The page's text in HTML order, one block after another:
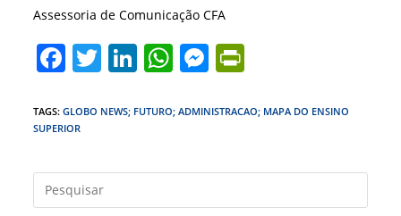
Assessoria de Comunicação CFA
F
c
e
b
o
T
itt
Li
k
dI
n
W
at
A
p
M
ss
n
g
tF
e
n
TAGS:GLOBO NEWS; FUTURO; ADMINISTRACAO; MAPA DO ENSINO
SUPERIOR
a